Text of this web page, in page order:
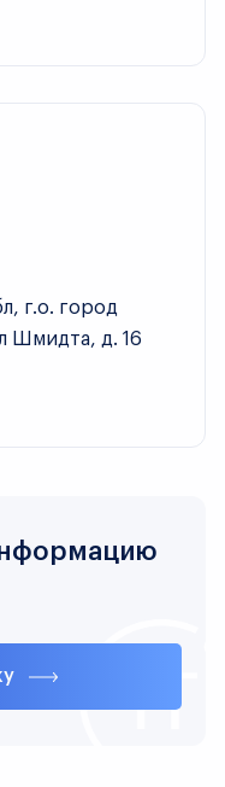
г.о. город
Шмидта, д. 16